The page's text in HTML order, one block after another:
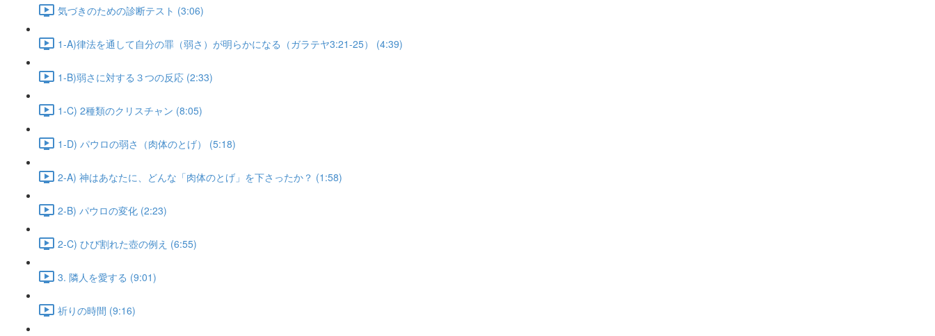
気づきのための診断テスト (3:06)
1-A)律法を通して自分の罪（弱さ）が明らかになる（ガラテヤ3:21-25） (4:39)
1-B)弱さに対する３つの反応 (2:33)
1-C) 2種類のクリスチャン (8:05)
1-D) パウロの弱さ（肉体のとげ） (5:18)
2-A) 神はあなたに、どんな「肉体のとげ」を下さったか？ (1:58)
2-B) パウロの変化 (2:23)
2-C) ひび割れた壺の例え (6:55)
3. 隣人を愛する (9:01)
祈りの時間 (9:16)